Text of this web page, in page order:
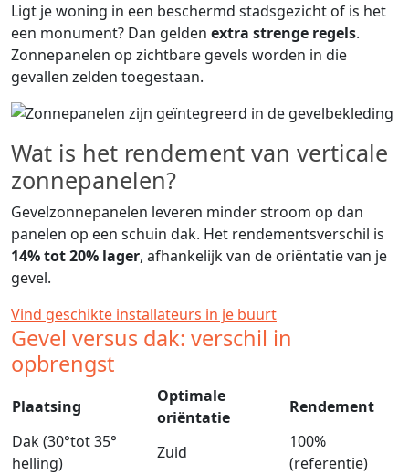
Ligt je woning in een beschermd stadsgezicht of is het
een monument? Dan gelden extra strenge regels.
Zonnepanelen op zichtbare gevels worden in die
gevallen zelden toegestaan.
Wat is het rendement van verticale
zonnepanelen?
Gevelzonnepanelen leveren minder stroom op dan
panelen op een schuin dak. Het rendementsverschil is
14% tot 20% lager, afhankelijk van de oriëntatie van je
gevel.
Vind geschikte installateurs in je buurt
Gevel versus dak: verschil in
opbrengst
Plaatsing
Optimale
oriëntatie
Rendement
Dak (30°tot 35°
helling)
Zuid
100%
(referentie)